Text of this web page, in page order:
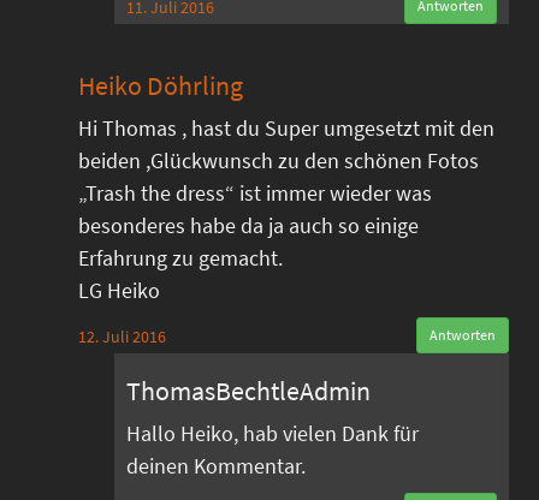
11. Juli 2016 Antworten
Heiko Döhrling
Hi Thomas , hast du Super umgesetzt mit den
beiden ,Glückwunsch zu den schönen Fotos
„Trash the dress“ ist immer wieder was
besonderes habe da ja auch so einige
Erfahrung zu gemacht.
LG Heiko
12. Juli 2016 Antworten
ThomasBechtleAdmin
Hallo Heiko, hab vielen Dank für
deinen Kommentar.